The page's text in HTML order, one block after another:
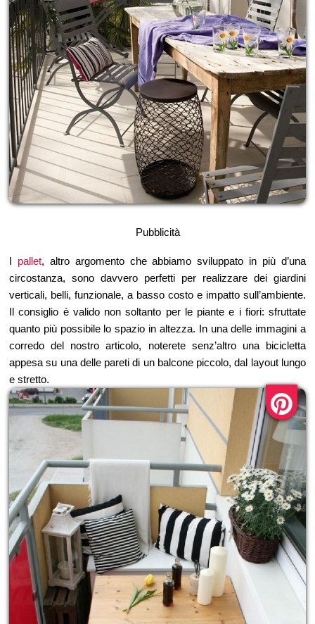
Pubblicità
I pallet, altro argomento che abbiamo sviluppato in più d’una
circostanza, sono davvero perfetti per realizzare dei giardini
verticali, belli, funzionale, a basso costo e impatto sull’ambiente.
Il consiglio è valido non soltanto per le piante e i fiori: sfruttate
quanto più possibile lo spazio in altezza. In una delle immagini a
corredo del nostro articolo, noterete senz’altro una bicicletta
appesa su una delle pareti di un balcone piccolo, dal layout lungo
e stretto.